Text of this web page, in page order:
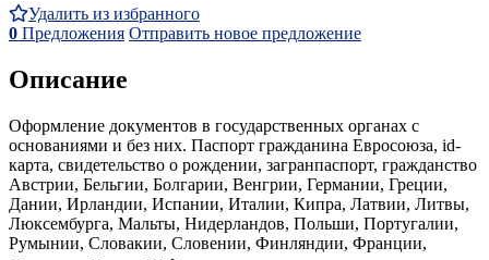
Удалить из избранного
0 Предложения Отправить новое предложение
Описание
Оформление документов в государственных органах с
основаниями и без них. Паспорт гражданина Евросоюза, id-
карта, свидетельство о рождении, загранпаспорт, гражданство
Австрии, Бельгии, Болгарии, Венгрии, Германии, Греции,
Дании, Ирландии, Испании, Италии, Кипра, Латвии, Литвы,
Люксембурга, Мальты, Нидерландов, Польши, Португалии,
Румынии, Словакии, Словении, Финляндии, Франции,